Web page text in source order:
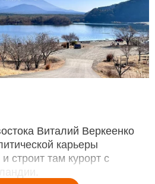
Виталий Веркеенко
карьеры
строит там курорт с